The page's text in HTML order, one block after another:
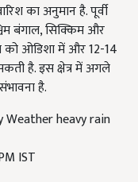
का अनुमान है. पूर्वी
बंगाल, सिक्किम और
को ओडिशा में और 12-14
है. इस क्षेत्र में अगले
है.
Weather heavy rain
IST